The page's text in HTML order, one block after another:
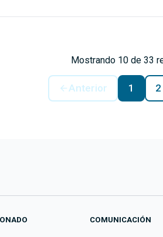
Mostrando 10 de 33
Anterior 1 2
COMUNICACIÓN